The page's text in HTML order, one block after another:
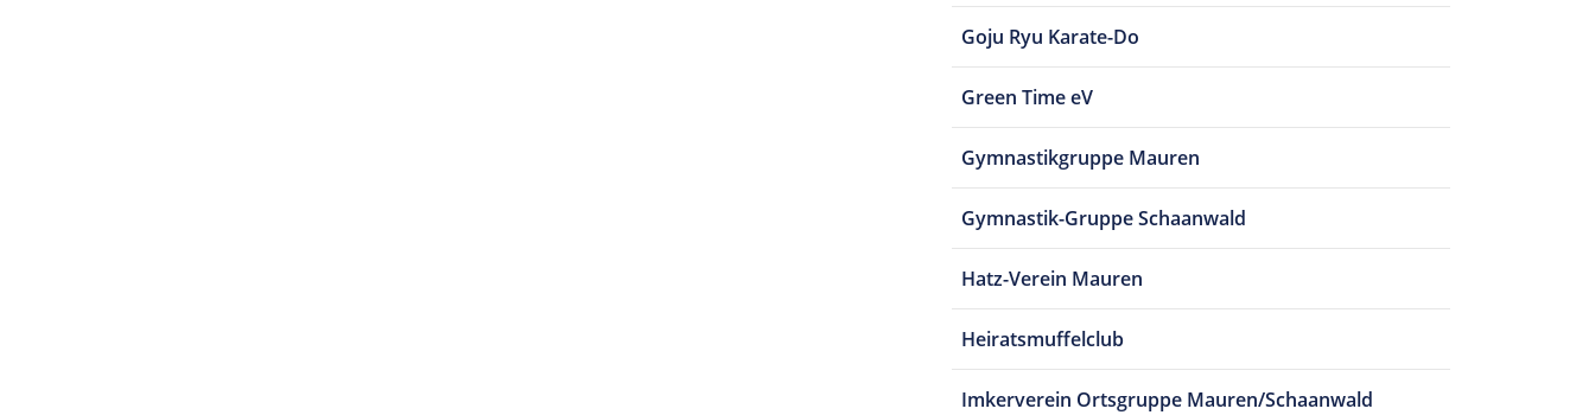
Goju Ryu Karate-Do
Green Time eV
Gymnastikgruppe Mauren
Gymnastik-Gruppe Schaanwald
Hatz-Verein Mauren
Heiratsmuffelclub
Imkerverein Ortsgruppe Mauren/Schaanwald